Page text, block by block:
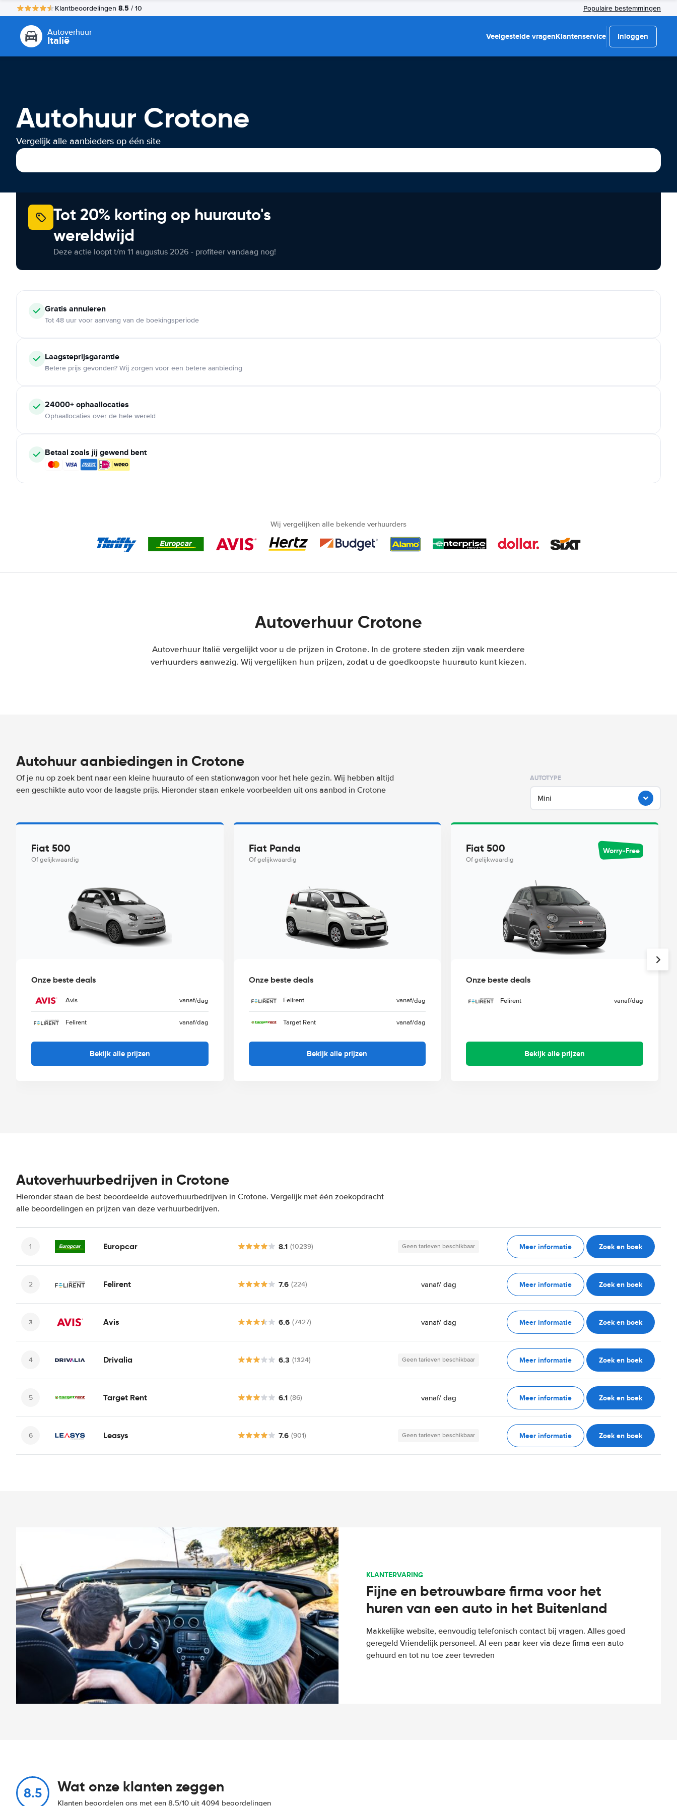
Klantbeoordelingen 8.5 / 10 Populaire bestemmingen
Autoverhuur
Italië Veelgestelde vragenKlantenservice Inloggen
Autohuur Crotone
Vergelijk alle aanbieders op één site
Tot 20% korting op huurauto's
wereldwijd
Deze actie loopt t/m 11 augustus 2026 - profiteer vandaag nog!
Gratis annuleren
Tot 48 uur voor aanvang van de boekingsperiode
Laagsteprijsgarantie
Betere prijs gevonden? Wij zorgen voor een betere aanbieding
24000+ ophaallocaties
Ophaallocaties over de hele wereld
Betaal zoals jij gewend bent
Wij vergelijken alle bekende verhuurders
Autoverhuur Crotone
Autoverhuur Italië vergelijkt voor u de prijzen in Crotone. In de grotere steden zijn vaak meerdere
verhuurders aanwezig. Wij vergelijken hun prijzen, zodat u de goedkoopste huurauto kunt kiezen.
Autohuur aanbiedingen in Crotone
Of je nu op zoek bent naar een kleine huurauto of een stationwagon voor het hele gezin. Wij hebben altijd
een geschikte auto voor de laagste prijs. Hieronder staan enkele voorbeelden uit ons aanbod in Crotone
AUTOTYPE
Mini
Fiat 500
Of gelijkwaardig
Onze beste deals
Avis vanaf/dag
Felirent vanaf/dag
Bekijk alle prijzen
Fiat Panda
Of gelijkwaardig
Onze beste deals
Felirent vanaf/dag
Target Rent vanaf/dag
Bekijk alle prijzen
Fiat 500
Of gelijkwaardig
Worry-Free
Onze beste deals
Felirent vanaf/dag
Bekijk alle prijzen
Autoverhuurbedrijven in Crotone
Hieronder staan de best beoordeelde autoverhuurbedrijven in Crotone. Vergelijk met één zoekopdracht
alle beoordelingen en prijzen van deze verhuurbedrijven.
Europcar 8.1 (10239) Geen tarieven beschikbaar Meer informatie Zoek en boek
Felirent 7.6 (224) vanaf/ dag Meer informatie Zoek en boek
Avis 6.6 (7427) vanaf/ dag Meer informatie Zoek en boek
Drivalia 6.3 (1324) Geen tarieven beschikbaar Meer informatie Zoek en boek
Target Rent 6.1 (86) vanaf/ dag Meer informatie Zoek en boek
Leasys 7.6 (901) Geen tarieven beschikbaar Meer informatie Zoek en boek
KLANTERVARING
Fijne en betrouwbare firma voor het
huren van een auto in het Buitenland
Makkelijke website, eenvoudig telefonisch contact bij vragen. Alles goed
geregeld Vriendelijk personeel. Al een paar keer via deze firma een auto
gehuurd en tot nu toe zeer tevreden
8.5 Wat onze klanten zeggen
Klanten beoordelen ons met een 8.5/10 uit 4094 beoordelingen